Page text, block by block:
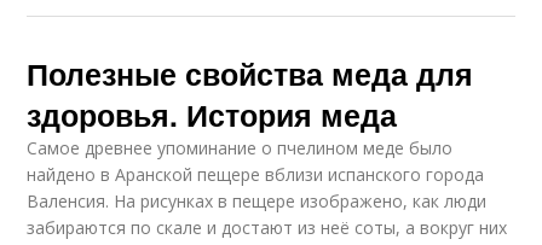
Полезные свойства меда для
здоровья. История меда
Самое древнее упоминание о пчелином меде было
найдено в Аранской пещере вблизи испанского города
Валенсия. На рисунках в пещере изображено, как люди
забираются по скале и достают из неё соты, а вокруг них